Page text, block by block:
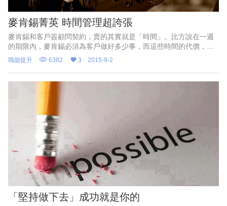
麥肯錫菁英 時間管理超誇張
麥肯錫和客戶簽顧問契約，賣的其實就是「時間」。比方說在一週
的期限內，麥肯錫必須為客戶做好多少事，而這些時間的代價，就
是高額的顧問費用。
職能提升 6382 3 2015-9-2
「堅持做下去」成功就是你的